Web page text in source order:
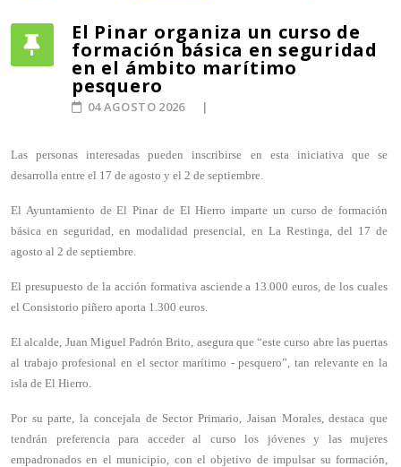
El Pinar organiza un curso de
formación básica en seguridad
en el ámbito marítimo
pesquero
04 AGOSTO 2026
Las personas interesadas pueden inscribirse en esta iniciativa que se
desarrolla entre el 17 de agosto y el 2 de septiembre.
El Ayuntamiento de El Pinar de El Hierro imparte un curso de formación
básica en seguridad, en modalidad presencial, en La Restinga, del 17 de
agosto al 2 de septiembre.
El presupuesto de la acción formativa asciende a 13.000 euros, de los cuales
el Consistorio piñero aporta 1.300 euros.
El alcalde, Juan Miguel Padrón Brito, asegura que “este curso abre las puertas
al trabajo profesional en el sector marítimo - pesquero”, tan relevante en la
isla de El Hierro.
Por su parte, la concejala de Sector Primario, Jaisan Morales, destaca que
tendrán preferencia para acceder al curso los jóvenes y las mujeres
empadronados en el municipio, con el objetivo de impulsar su formación,